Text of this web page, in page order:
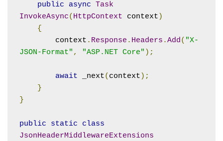
public async Task
InvokeAsync( HttpContext context )
{
        context
. Response . Headers .Add( "X-
JSON-Format" , "ASP.NET Core" );
await _next( context );
}
}
public static
class
JsonHeaderMiddlewareExtensions